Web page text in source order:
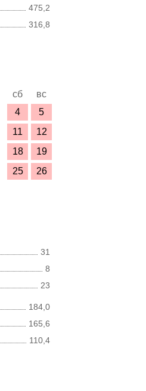
475,2
316,8
сб
вс
4
5
11
12
18
19
25
26
31
8
23
184,0
165,6
110,4